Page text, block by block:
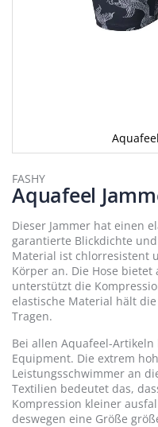
Anfang
der
Bildergalerie
springen
FASHY
Aquafeel
Dieser Jammer hat einen
garantierte Blickdichte
Material ist chlorresistent
Körper an. Die Hose
unterstützt die
elastische Material hält
Tragen.
Bei allen Aquafeel-
Equipment. Die extrem
Leistungsschwimmer an
Textilien bedeutet das,
Kompression kleiner
deswegen eine Größe